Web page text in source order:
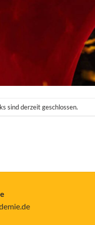
sind derzeit geschlossen.